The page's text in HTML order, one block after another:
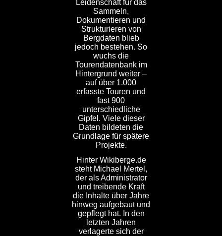
Leidenschaft für das
Sammeln,
Dokumentieren und
Strukturieren von
Bergdaten blieb
jedoch bestehen. So
wuchs die
Tourendatenbank im
Hintergrund weiter –
auf über 1.000
erfasste Touren und
fast 900
unterschiedliche
Gipfel. Viele dieser
Daten bildeten die
Grundlage für spätere
Projekte.
Hinter Wikiberge.de
steht Michael Mertel,
der als Administrator
und treibende Kraft
die Inhalte über Jahre
hinweg aufgebaut und
gepflegt hat. In den
letzten Jahren
verlagerte sich der